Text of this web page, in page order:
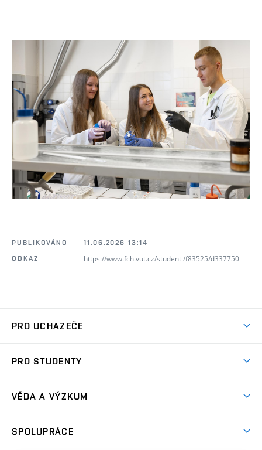
PUBLIKOVÁNO
11.06.2026 13:14
ODKAZ
https://www.fch.vut.cz/studenti/f83525/d337750
PRO UCHAZEČE
Jak se dostat na FCH
Den otevřených dveří
PRO STUDENTY
Studijní programy
Pro prváky
VĚDA A VÝZKUM
SPOLUPRÁCE